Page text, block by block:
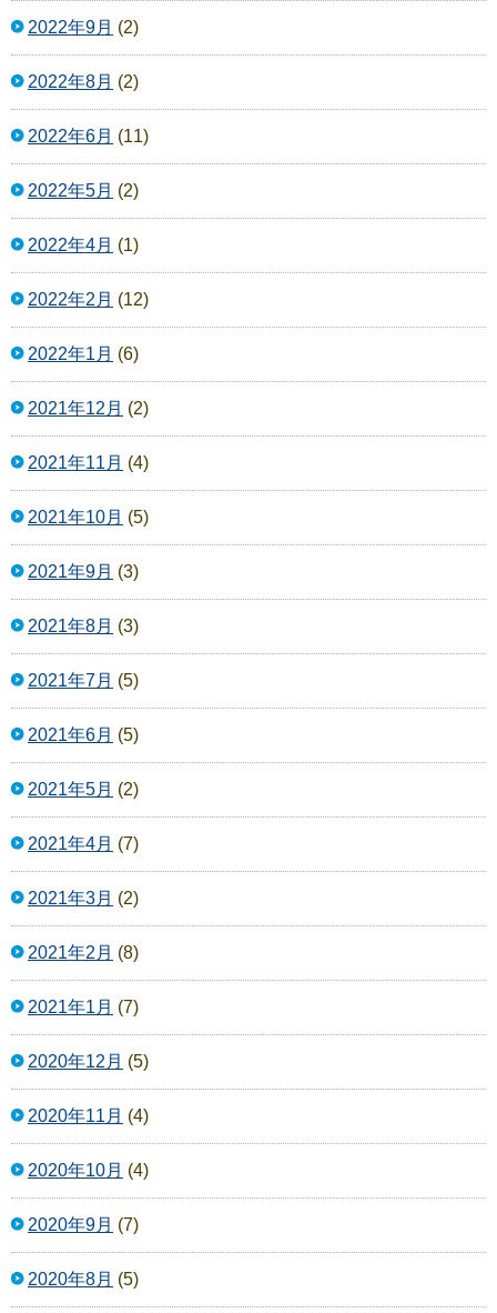
2022年9月 (2)
2022年8月 (2)
2022年6月 (11)
2022年5月 (2)
2022年4月 (1)
2022年2月 (12)
2022年1月 (6)
2021年12月 (2)
2021年11月 (4)
2021年10月 (5)
2021年9月 (3)
2021年8月 (3)
2021年7月 (5)
2021年6月 (5)
2021年5月 (2)
2021年4月 (7)
2021年3月 (2)
2021年2月 (8)
2021年1月 (7)
2020年12月 (5)
2020年11月 (4)
2020年10月 (4)
2020年9月 (7)
2020年8月 (5)